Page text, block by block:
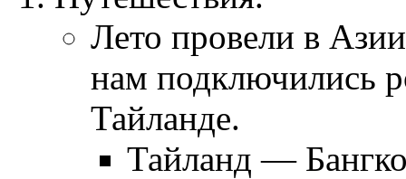
Лето провели в
нам подключились
Тайланде.
Тайланд —